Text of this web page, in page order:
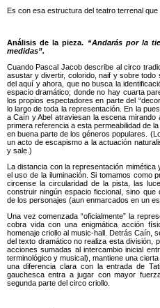
Es con esa estructura del teatro terrenal
Análisis de la pieza. “Andarás por la
medidas”.
Cuando Pascal Jacob describe al circo
asustar y divertir, colorido, naif y sobre
del aquí y ahora, que no busca la
espacio dramático; donde no hay cuarta
los propios espectadores en parte del
lo largo de toda la representación. En la
a Caín y Abel atraviesan la escena
primera referencia a esta permeabilidad de
en buena parte de los géneros populares.
un acto de escapismo a la actuación
y sale.)
La distancia con la representación
el uso de la iluminación. Si tomamos como
circense la circularidad de la pista, las
construir ningún espacio ficcional, sino
de los personajes (aun enmarcados en un
Una vez comenzada “oficialmente” la
cobra vida con una enigmática acción
homenaje criollo al music-hall. Detrás Caín,
del texto dramático no realiza esta división,
acciones sumadas al intercambio inicial
terminológico y musical), mantiene una
una diferencia clara con la entrada de
gauchesca entra a jugar con mayor
segunda parte del circo criollo.